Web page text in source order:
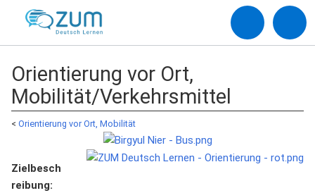
Orientierung vor Ort,
Mobilität/Verkehrsmittel
< Orientierung vor Ort, Mobilität
Zielbesch
reibung: